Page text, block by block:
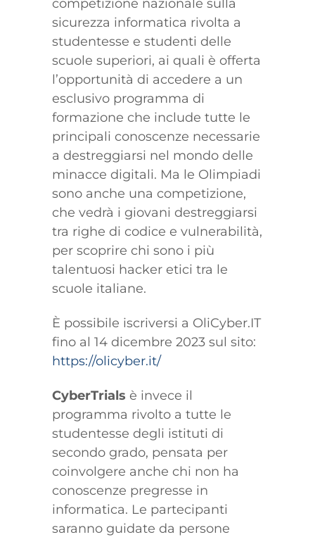
competizione nazionale sulla
sicurezza informatica rivolta a
studentesse e studenti delle
scuole superiori, ai quali è offerta
l’opportunità di accedere a un
esclusivo programma di
formazione che include tutte le
principali conoscenze necessarie
a destreggiarsi nel mondo delle
minacce digitali. Ma le Olimpiadi
sono anche una competizione,
che vedrà i giovani destreggiarsi
tra righe di codice e vulnerabilità,
per scoprire chi sono i più
talentuosi hacker etici tra le
scuole italiane.
È possibile iscriversi a OliCyber.IT
fino al 14 dicembre 2023 sul sito:
https://olicyber.it/
CyberTrials è invece il
programma rivolto a tutte le
studentesse degli istituti di
secondo grado, pensata per
coinvolgere anche chi non ha
conoscenze pregresse in
informatica. Le partecipanti
saranno guidate da persone